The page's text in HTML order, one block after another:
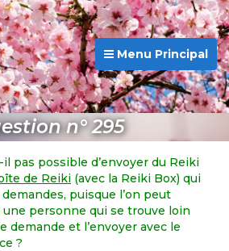
Menu Principal
n° 295
pas possible d’envoyer du Reiki
de Reiki (avec la Reiki Box) qui
puisque l’on peut
une personne qui se trouve loin
demande et l’envoyer avec le
?